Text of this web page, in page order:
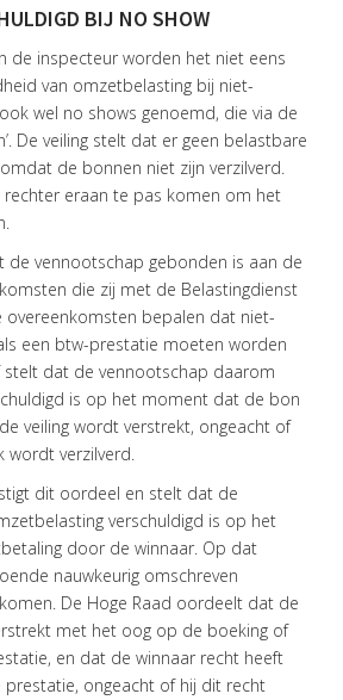
BIJ NO SHOW
de inspecteur worden het niet eens
van omzetbelasting bij niet-
wel no shows genoemd, die via de
De veiling stelt dat er geen belastbare
de bonnen niet zijn verzilverd.
eraan te pas komen om het
vennootschap gebonden is aan de
die zij met de Belastingdienst
overeenkomsten bepalen dat niet-
een btw-prestatie moeten worden
stelt dat de vennootschap daarom
is op het moment dat de bon
veiling wordt verstrekt, ongeacht of
wordt verzilverd.
dit oordeel en stelt dat de
verschuldigd is op het
door de winnaar. Op dat
nauwkeurig omschreven
De Hoge Raad oordeelt dat de
met het oog op de boeking of
en dat de winnaar recht heeft
prestatie, ongeacht of hij dit recht